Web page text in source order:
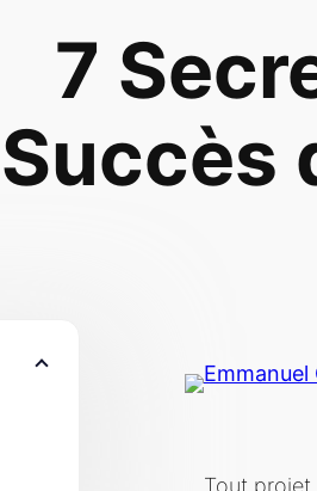
7
Succès
Tout projet